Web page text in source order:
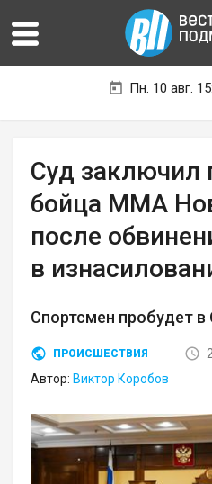
Пн. 10 авг.
Суд заключил
бойца ММА
после
в
Спортсмен пробудет
ПРОИСШЕСТВИЯ
Автор: Виктор Коробов